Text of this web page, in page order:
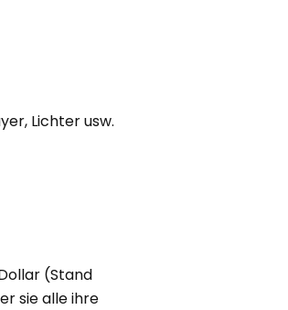
Lichter usw.
(Stand
sie alle ihre